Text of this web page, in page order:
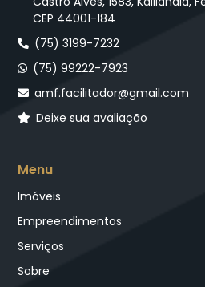
CEP 44001-184
(75) 3199-7232
(75) 99222-7923
amf.facilitador@gmail.com
Deixe sua avaliação
Menu
Imóveis
Empreendimentos
Serviços
Sobre